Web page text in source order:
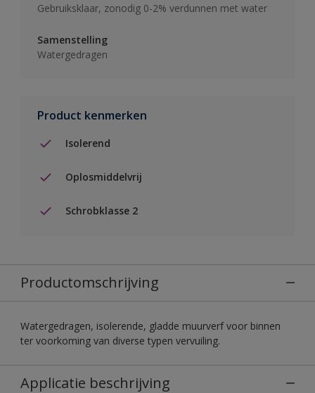
Gebruiksklaar, zonodig 0-2% verdunnen met water
Samenstelling
Watergedragen
Product kenmerken
Isolerend
Oplosmiddelvrij
Schrobklasse 2
Productomschrijving
Watergedragen, isolerende, gladde muurverf voor binnen
ter voorkoming van diverse typen vervuiling.
Applicatie beschrijving